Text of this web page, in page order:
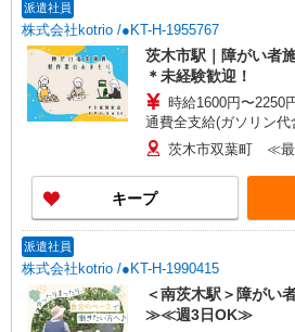
派遣社員
株式会社kotrio /●KT-H-1955767
茨木市駅｜障がい者
＊未経験歓迎！
時給1600円〜
通費全支給(ガソリン代
茨木市双葉町 ≪
キープ
派遣社員
株式会社kotrio /●KT-H-1990415
＜南茨木駅＞障がい
≫≪週3日OK≫